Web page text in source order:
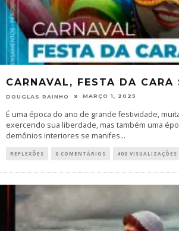
CARNAVAL, FESTA DA CARA
DOUGLAS RAINHO MARÇO 1, 2025
É uma época do ano de grande festividade,
exercendo sua liberdade, mas também uma
demônios interiores se manifes...
REFLEXÕES 0 COMENTÁRIOS 400 VISUALIZAÇÕES